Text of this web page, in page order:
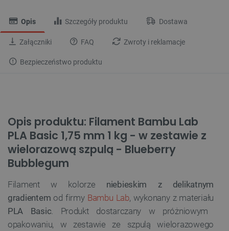
Opis Szczegóły produktu Dostawa
Załączniki FAQ Zwroty i reklamacje
Bezpieczeństwo produktu
Opis produktu: Filament Bambu Lab
PLA Basic 1,75 mm 1 kg - w zestawie z
wielorazową szpulą - Blueberry
Bubblegum
Filament w kolorze niebieskim z delikatnym
gradientem od firmy Bambu Lab, wykonany z materiału
PLA Basic . Produkt dostarczany w próżniowym
opakowaniu, w zestawie ze szpulą wielorazowego